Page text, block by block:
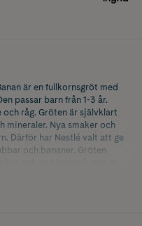
är en fullkornsgröt med
passar barn från 1-3 år.
råg. Gröten är självklart
mineraler. Nya smaker och
Därför har Nestlé valt att ge
och bananer. Gröten